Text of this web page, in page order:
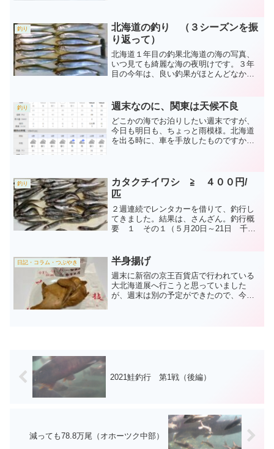
お休みのようですから、...
釣り
北海道の釣り （３シーズンを振
り返って）
北海道１年目の釣果北海道の海の写真、
いつ見ても綺麗な海の夜明けです。３年
目の今年は、良い釣果がほとんどなかっ
チカでした。 北海道の釣りについて、
よくわからないまま、釣...
釣り 週末なのに、関東は天候不良
どこかの海でお泊りしたい週末ですが、
今日も明日も、ちょっと雨模様。北海道
を出る時に、車を手放したものですか
は、ちょっと用事があって、...
釣り
カタクチイワシ ≧ ４００円/
匹
２週連続でレンタカーを借りて、釣行し
てきました。結果は、さんざん。釣行概
要 １ その１（５月20日～21日 千葉
の釣り人が。 夕方から実釣を始めまし
たが、なんの反応もな...
日記・コラム・つぶやき 半身揚げ
週末に新宿の京王百貨店で行われている
大北海道展へ行こうと思っていました
が、週末は別の予定ができたので、今
2021鮭釣行 第1戦（後編）
減っても78.8万尾（オホーツク中部）